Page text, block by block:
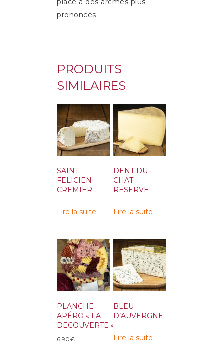
prononcés.
PRODUITS
SIMILAIRES
SAINT
FELICIEN
CREMIER
Lire la suite
DENT DU
CHAT
RESERVE
Lire la suite
PLANCHE
APÉRO « LA
DECOUVERTE »
6,90€
BLEU
D’AUVERGNE
Lire la suite